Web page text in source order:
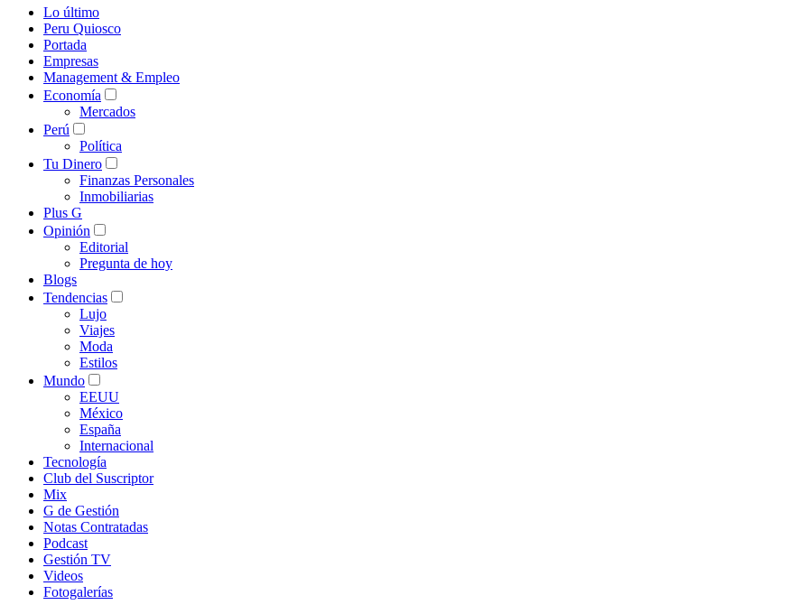
Lo último
Peru Quiosco
Portada
Empresas
Management & Empleo
Economía
Mercados
Perú
Política
Tu Dinero
Finanzas Personales
Inmobiliarias
Plus G
Opinión
Editorial
Pregunta de hoy
Blogs
Tendencias
Lujo
Viajes
Moda
Estilos
Mundo
EEUU
México
España
Internacional
Tecnología
Club del Suscriptor
Mix
G de Gestión
Notas Contratadas
Podcast
Gestión TV
Videos
Fotogalerías